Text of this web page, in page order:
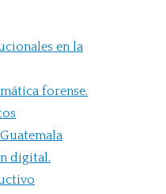
en la
forense.
digital.